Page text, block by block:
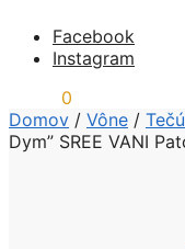
Facebook
Instagram
0
Domov / Vône /
Dym” SREE VANI